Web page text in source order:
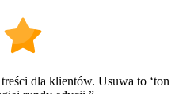
dla klientów. Usuwa to ‘ton